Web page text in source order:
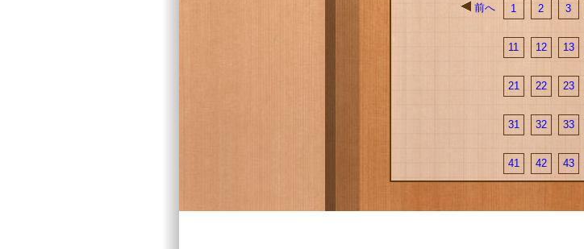
前へ 1 2 3
11 12 13
21 22 23
31 32 33
41 42 43